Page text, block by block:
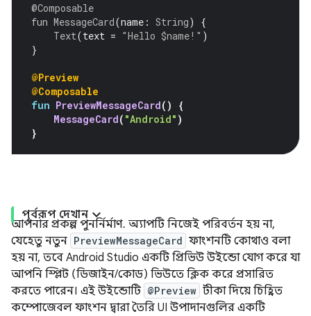
@Composable
fun MessageCard(name : String)
{
Text(text = "Hello $name!" )
}
@Preview
@Composable
fun PreviewMessageCard()
{
MessageCard( "Android" )
}
পূর্বরূপ দেখান
আপনার প্রকল্প পুনর্নির্মাণ. অ্যাপটি নিজেই পরিবর্তন হয় না,
যেহেতু নতুন PreviewMessageCard ফাংশনটি কোথাও বলা
হয় না, তবে Android Studio একটি প্রিভিউ উইন্ডো যোগ করে যা
আপনি স্প্লিট (ডিজাইন/কোড) ভিউতে ক্লিক করে প্রসারিত
করতে পারেন। এই উইন্ডোটি @Preview টীকা দিয়ে চিহ্নিত
কম্পোজেবল ফাংশন দ্বারা তৈরি UI উপাদানগুলির একটি